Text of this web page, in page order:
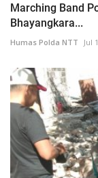
Marching Band
Bhayangkara...
Humas Polda NTT Jul